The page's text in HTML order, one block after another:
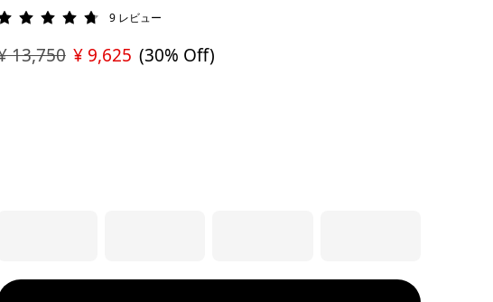
評価: 4.8 / 5
9 レビュー
13,750 ¥ 9,625 (30% Off)